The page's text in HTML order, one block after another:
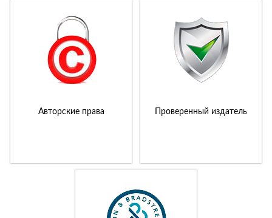
Авторские права Проверенный издатель